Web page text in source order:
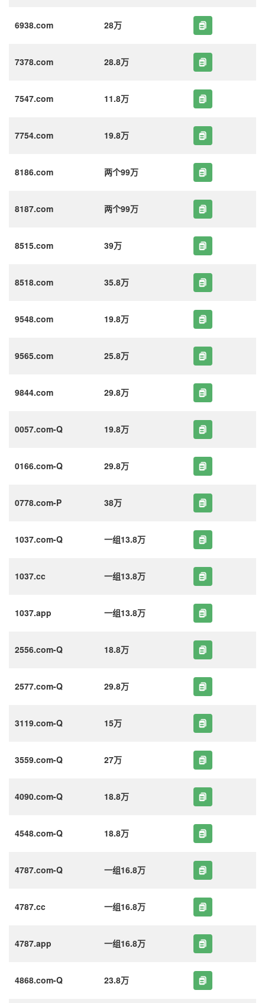
6938.com 28万
7378.com 28.8万
7547.com 11.8万
7754.com 19.8万
8186.com 两个99万
8187.com 两个99万
8515.com 39万
8518.com 35.8万
9548.com 19.8万
9565.com 25.8万
9844.com 29.8万
0057.com-Q 19.8万
0166.com-Q 29.8万
0778.com-P 38万
1037.com-Q 一组13.8万
1037.cc 一组13.8万
1037.app 一组13.8万
2556.com-Q 18.8万
2577.com-Q 29.8万
3119.com-Q 15万
3559.com-Q 27万
4090.com-Q 18.8万
4548.com-Q 18.8万
4787.com-Q 一组16.8万
4787.cc 一组16.8万
4787.app 一组16.8万
4868.com-Q 23.8万